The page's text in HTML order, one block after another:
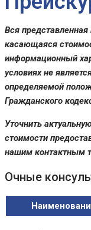
Вся
касающаяся
информационный
условиях не
определяемой
Гражданского
Уточнить
стоимости
нашим контактным
Очные